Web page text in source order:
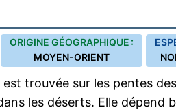
ORIGINE GÉOGRAPHIQUE :
MOYEN-ORIENT
est trouvée sur les pentes des
les déserts. Elle dépend